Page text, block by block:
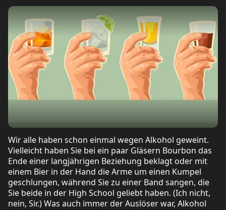
Wir alle haben schon einmal wegen Alkohol geweint.
Vielleicht haben Sie bei ein paar Gläsern Bourbon das
Ende einer langjährigen Beziehung beklagt oder mit
einem Bier in der Hand die Arme um einen Kumpel
geschlungen, während Sie zu einer Band sangen, die
Sie beide in der High School geliebt haben. (Ich nicht,
nein, Sir.) Was auch immer der Auslöser war, Alkohol